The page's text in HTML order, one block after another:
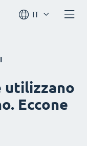
IT
utilizzano
Eccone